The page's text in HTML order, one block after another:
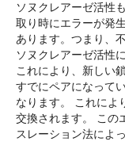
ソヌクレアーゼ活性
取り時にエラーが発
あります。つまり、
ソヌクレアーゼ活性
これにより、新しい
すでにペアになって
なります。 これによ
交換されます。 この
スレーション法によ